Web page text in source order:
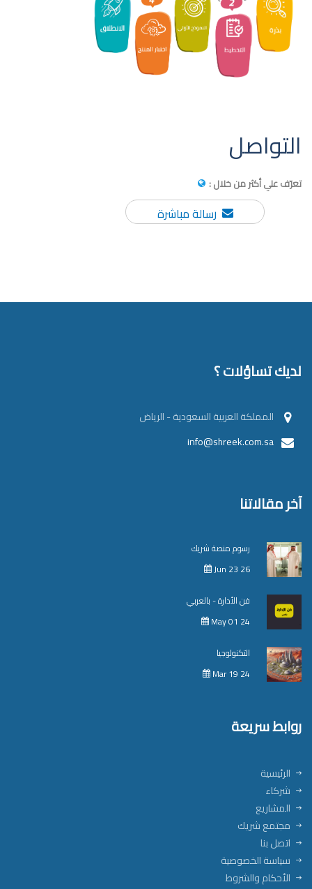
التواصل
تعرّف علي أكثر من خلال :
رسالة مباشرة
لديك تساؤلات ؟
المملكة العربية السعودية - الرياض
info@shreek.com.sa
آخر مقالاتنا
رسوم منصة شريك
Jun 23 26
فن الأدارة - بالعربي
May 01 24
التكنولوجيا
Mar 19 24
روابط سريعة
الرئيسية
شركاء
المشاريع
مجتمع شريك
اتصل بنا
سياسة الخصوصية
الأحكام والشروط